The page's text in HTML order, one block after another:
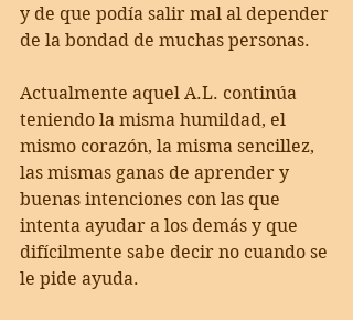
y de que podía salir mal al depender
de la bondad de muchas personas.
Actualmente aquel A.L. continúa
teniendo la misma humildad, el
mismo corazón, la misma sencillez,
las mismas ganas de aprender y
buenas intenciones con las que
intenta ayudar a los demás y que
difícilmente sabe decir no cuando se
le pide ayuda.